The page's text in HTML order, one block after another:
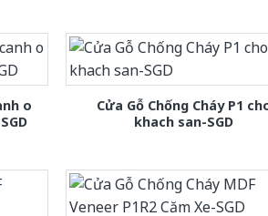
o
Cửa Gỗ Chống Cháy P1
khach san-SGD